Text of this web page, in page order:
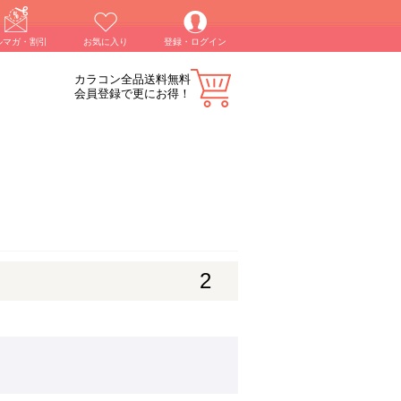
マガ・割引 お気に入り 登録・ログイン
カラコン全品送料無料
会員登録で更にお得！
2